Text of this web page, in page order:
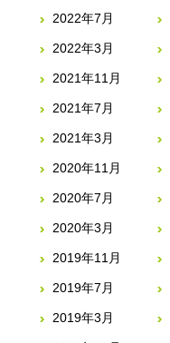
2022年7月
2022年3月
2021年11月
2021年7月
2021年3月
2020年11月
2020年7月
2020年3月
2019年11月
2019年7月
2019年3月